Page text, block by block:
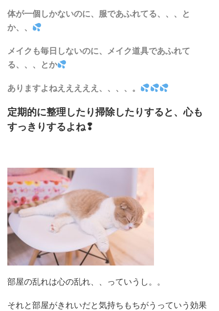
体が一個しかないのに、服であふれてる、、、と
か、、
メイクも毎日しないのに、メイク道具であふれて
る、、、とか
ありますよねえええええ、、、、。
定期的に整理したり掃除したりすると、心も
すっきりするよね❢
部屋の乱れは心の乱れ、、っていうし。。
それと部屋がきれいだと気持ちもちがうっていう効果